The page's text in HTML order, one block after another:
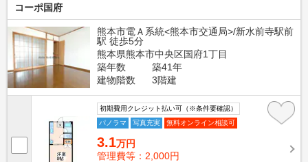
コーポ国府
熊本市電Ａ系統<熊本市交通局>/新水前寺駅前
駅 徒歩5分
熊本県熊本市中央区国府1丁目
築年数
築41年
建物階数
3階建
初期費用クレジット払い可（※条件要確認）
パノラマ
写真充実 無料オンライン相談可
3.1万円
管理費等：2,000円